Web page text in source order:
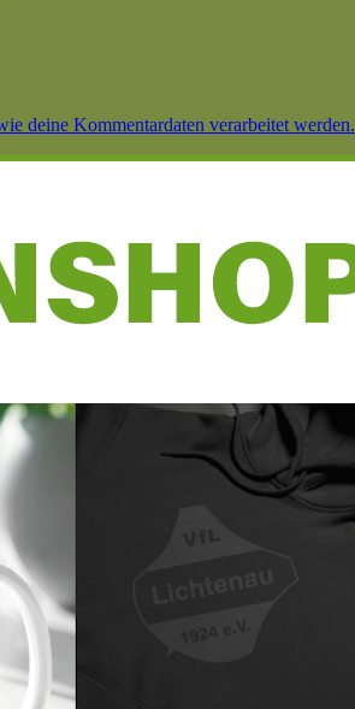
deine Kommentardaten verarbeitet werden.